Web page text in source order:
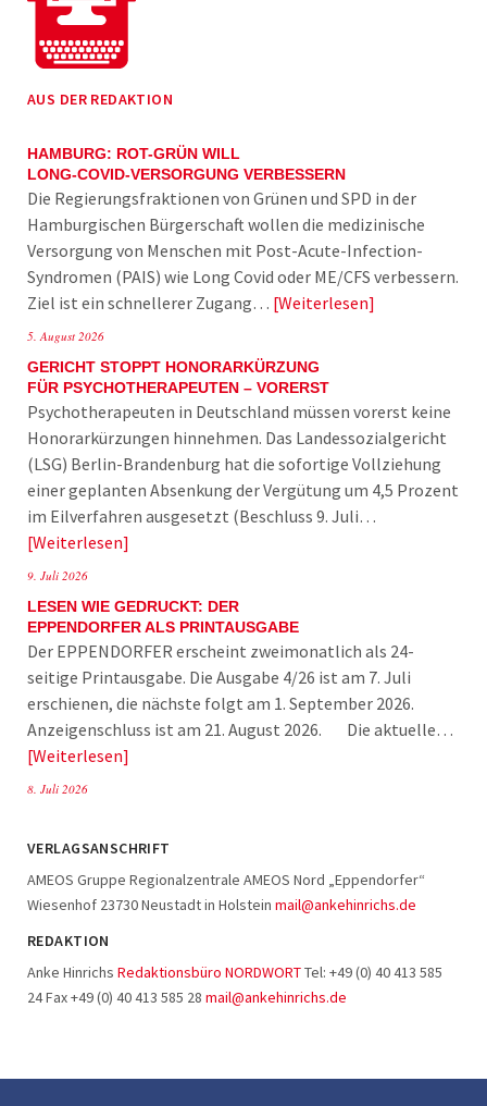
AUS DER REDAKTION
HAMBURG: ROT-GRÜN WILL
LONG-COVID-VERSORGUNG VERBESSERN
Die Regierungsfraktionen von Grünen und SPD in der
Hamburgischen Bürgerschaft wollen die medizinische
Versorgung von Menschen mit Post-Acute-Infection-
Syndromen (PAIS) wie Long Covid oder ME/CFS verbessern.
Ziel ist ein schnellerer Zugang… Weiterlesen
5. August 2026
GERICHT STOPPT HONORARKÜRZUNG
FÜR PSYCHOTHERAPEUTEN – VORERST
Psychotherapeuten in Deutschland müssen vorerst keine
Honorarkürzungen hinnehmen. Das Landessozialgericht
(LSG) Berlin-Brandenburg hat die sofortige Vollziehung
einer geplanten Absenkung der Vergütung um 4,5 Prozent
im Eilverfahren ausgesetzt (Beschluss 9. Juli…
Weiterlesen
9. Juli 2026
LESEN WIE GEDRUCKT: DER
EPPENDORFER ALS PRINTAUSGABE
Der EPPENDORFER erscheint zweimonatlich als 24-
seitige Printausgabe. Die Ausgabe 4/26 ist am 7. Juli
erschienen, die nächste folgt am 1. September 2026.
Anzeigenschluss ist am 21. August 2026. Die aktuelle…
Weiterlesen
8. Juli 2026
VERLAGSANSCHRIFT
AMEOS Gruppe Regionalzentrale AMEOS Nord „Eppendorfer“
Wiesenhof 23730 Neustadt in Holstein mail@ankehinrichs.de
REDAKTION
Anke Hinrichs Redaktionsbüro NORDWORTTel: +49 (0) 40 413 585
24 Fax +49 (0) 40 413 585 28 mail@ankehinrichs.de